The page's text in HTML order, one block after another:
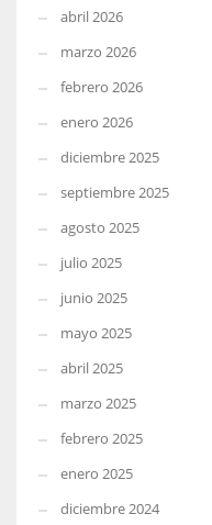
abril 2026
marzo 2026
febrero 2026
enero 2026
diciembre 2025
septiembre 2025
agosto 2025
julio 2025
junio 2025
mayo 2025
abril 2025
marzo 2025
febrero 2025
enero 2025
diciembre 2024